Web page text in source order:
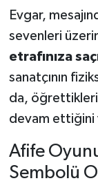
Evgar,
sevenleri
etrafınıza
sanatçının
da, öğrettikleri
devam ettiğini
Afife
Sembolü